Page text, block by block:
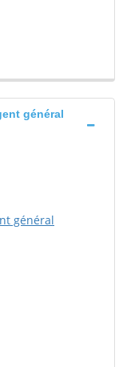
général
général